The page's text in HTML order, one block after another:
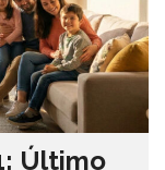
Último